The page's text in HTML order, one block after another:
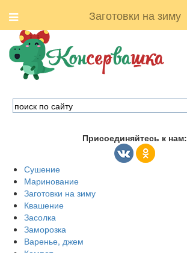
Заготовки на зиму
Присоединяйтесь к нам:
Сушение
Маринование
Заготовки на зиму
Квашение
Засолка
Заморозка
Варенье, джем